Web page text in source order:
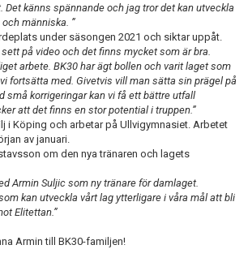
Det känns spännande och jag tror det kan utveckla
människa. ”
under säsongen 2021 och siktar uppåt.
på video och det finns mycket som är bra.
arbete. BK30 har ägt bollen och varit laget som
fortsätta med. Givetvis vill man sätta sin prägel på
små korrigeringar kan vi få ett bättre utfall
att det finns en stor potential i truppen.”
i Köping och arbetar på Ullvigymnasiet. Arbetet
av januari.
om den nya tränaren och lagets
Armin Suljic som ny tränare för damlaget.
kan utveckla vårt lag ytterligare i våra mål att bli
Elitettan.”
Armin till BK30-familjen!